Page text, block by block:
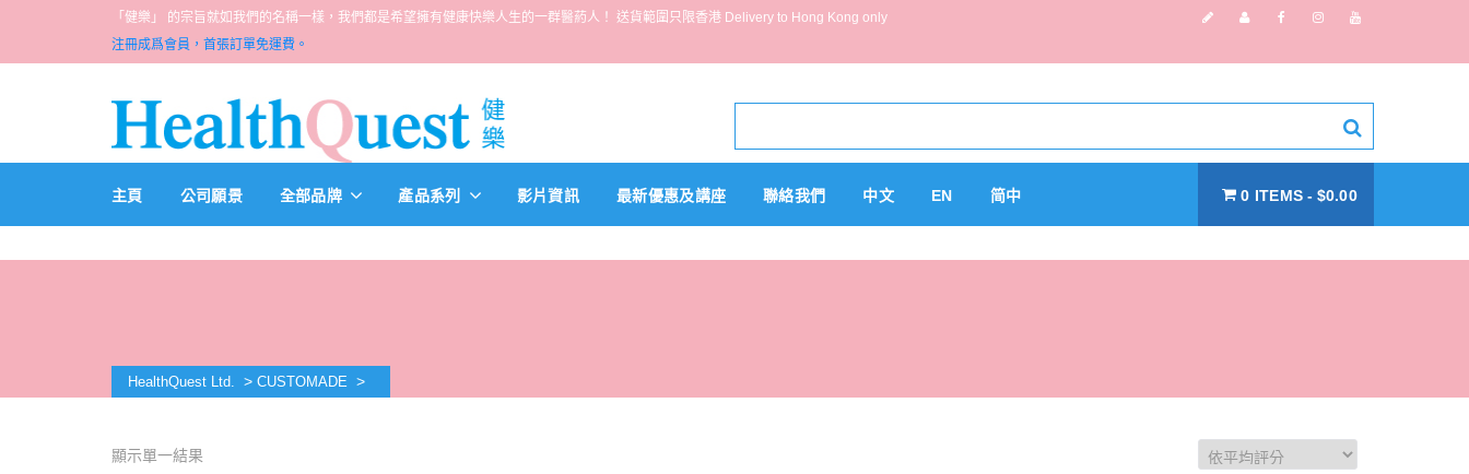
「健樂」 的宗旨就如我們的名稱一樣，我們都是希望擁有健康快樂人生的一群醫葯人！ 送貨範圍只限香港 Delivery to Hong Kong only
注冊成爲會員，首張訂單免運費。
主頁 公司願景 全部品牌 產品系列 影片資訊 最新優惠及講座 聯絡我們 中文 EN 简中 0 ITEMS $0.00
HealthQuest Ltd. > CUSTOMADE >
顯示單一結果